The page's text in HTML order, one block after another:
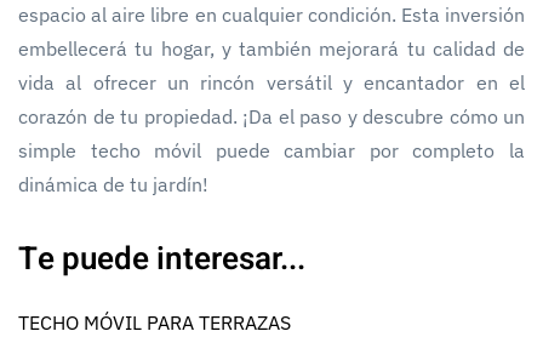
espacio al aire libre en cualquier condición. Esta inversión
embellecerá tu hogar, y también mejorará tu calidad de
vida al ofrecer un rincón versátil y encantador en el
corazón de tu propiedad. ¡Da el paso y descubre cómo un
simple techo móvil puede cambiar por completo la
dinámica de tu jardín!
Te puede interesar...
TECHO MÓVIL PARA TERRAZAS